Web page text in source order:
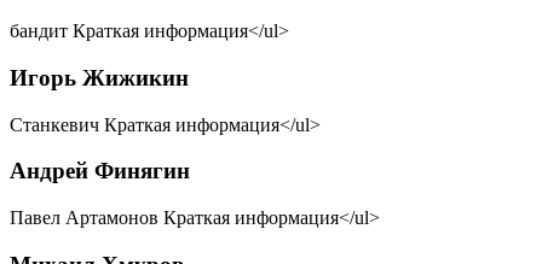
бандит Краткая информация</ul>
Игорь Жижикин
Станкевич Краткая информация</ul>
Андрей Финягин
Павел Артамонов Краткая информация</ul>